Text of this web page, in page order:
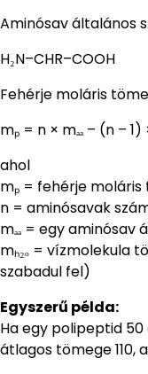
Aminósav általános
H₂N–CHR–COOH
Fehérje moláris
mₚ = n × mₐₐ – (n – 1)
ahol
mₚ = fehérje
n = aminósavak
mₐₐ = egy
mₕ₂ₒ = vízmolekula
szabadul fel)
Egyszerű példa:
Ha egy polipeptid
átlagos tömege 110,